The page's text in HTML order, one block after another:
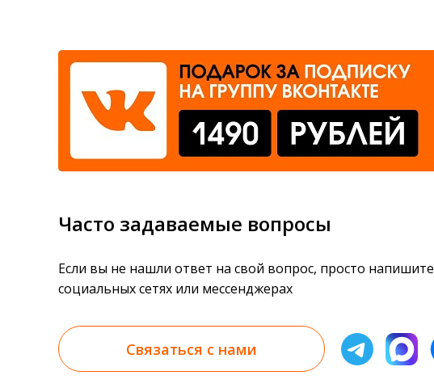
Часто задаваемые вопросы
Если вы не нашли ответ на свой вопрос, просто
социальных сетях или мессенджерах
Связаться с нами